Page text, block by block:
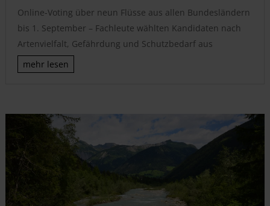
Online-Voting über neun Flüsse aus allen Bundesländern
bis 1. September – Fachleute wählten Kandidaten nach
Artenvielfalt, Gefährdung und Schutzbedarf aus
mehr lesen